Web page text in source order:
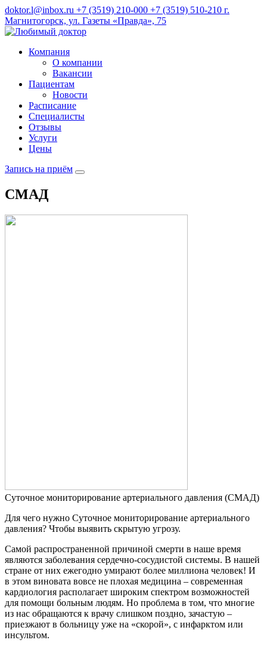
doktor.l@inbox.ru +7 (3519) 210-000 +7 (3519) 510-210 г.
Магнитогорск, ул. Газеты «Правда», 75
Компания
О компании
Вакансии
Пациентам
Новости
Расписание
Специалисты
Отзывы
Услуги
Цены
Запись на приём
СМАД
Суточное мониторирование артериального давления (СМАД)
Для чего нужно Суточное мониторирование артериального
давления? Чтобы выявить скрытую угрозу.
Самой распространенной причиной смерти в наше время
являются заболевания сердечно-сосудистой системы. В нашей
стране от них ежегодно умирают более миллиона человек! И
в этом виновата вовсе не плохая медицина – современная
кардиология располагает широким спектром возможностей
для помощи больным людям. Но проблема в том, что многие
из нас обращаются к врачу слишком поздно, зачастую –
приезжают в больницу уже на «скорой», с инфарктом или
инсультом.